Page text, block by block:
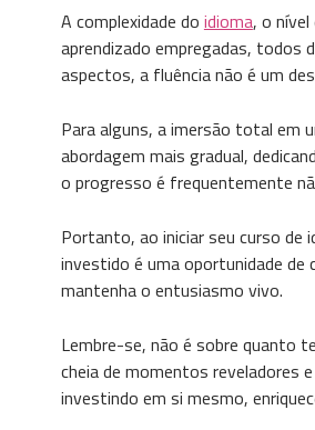
A complexidade do idioma, o
aprendizado empregadas, todos
aspectos, a fluência não é um
Para alguns, a imersão total em
abordagem mais gradual,
o progresso é frequentemente
Portanto, ao iniciar seu curso de
investido é uma oportunidade de
mantenha o entusiasmo vivo.
Lembre-se, não é sobre quanto
cheia de momentos reveladores
investindo em si mesmo,